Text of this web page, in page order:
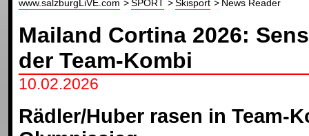
www.salzburgLiVE.com SPORT Skisport News Reader
Mailand Cortina 2026:
der Team-Kombi
10.02.2026
Rädler/Huber rasen in Team-